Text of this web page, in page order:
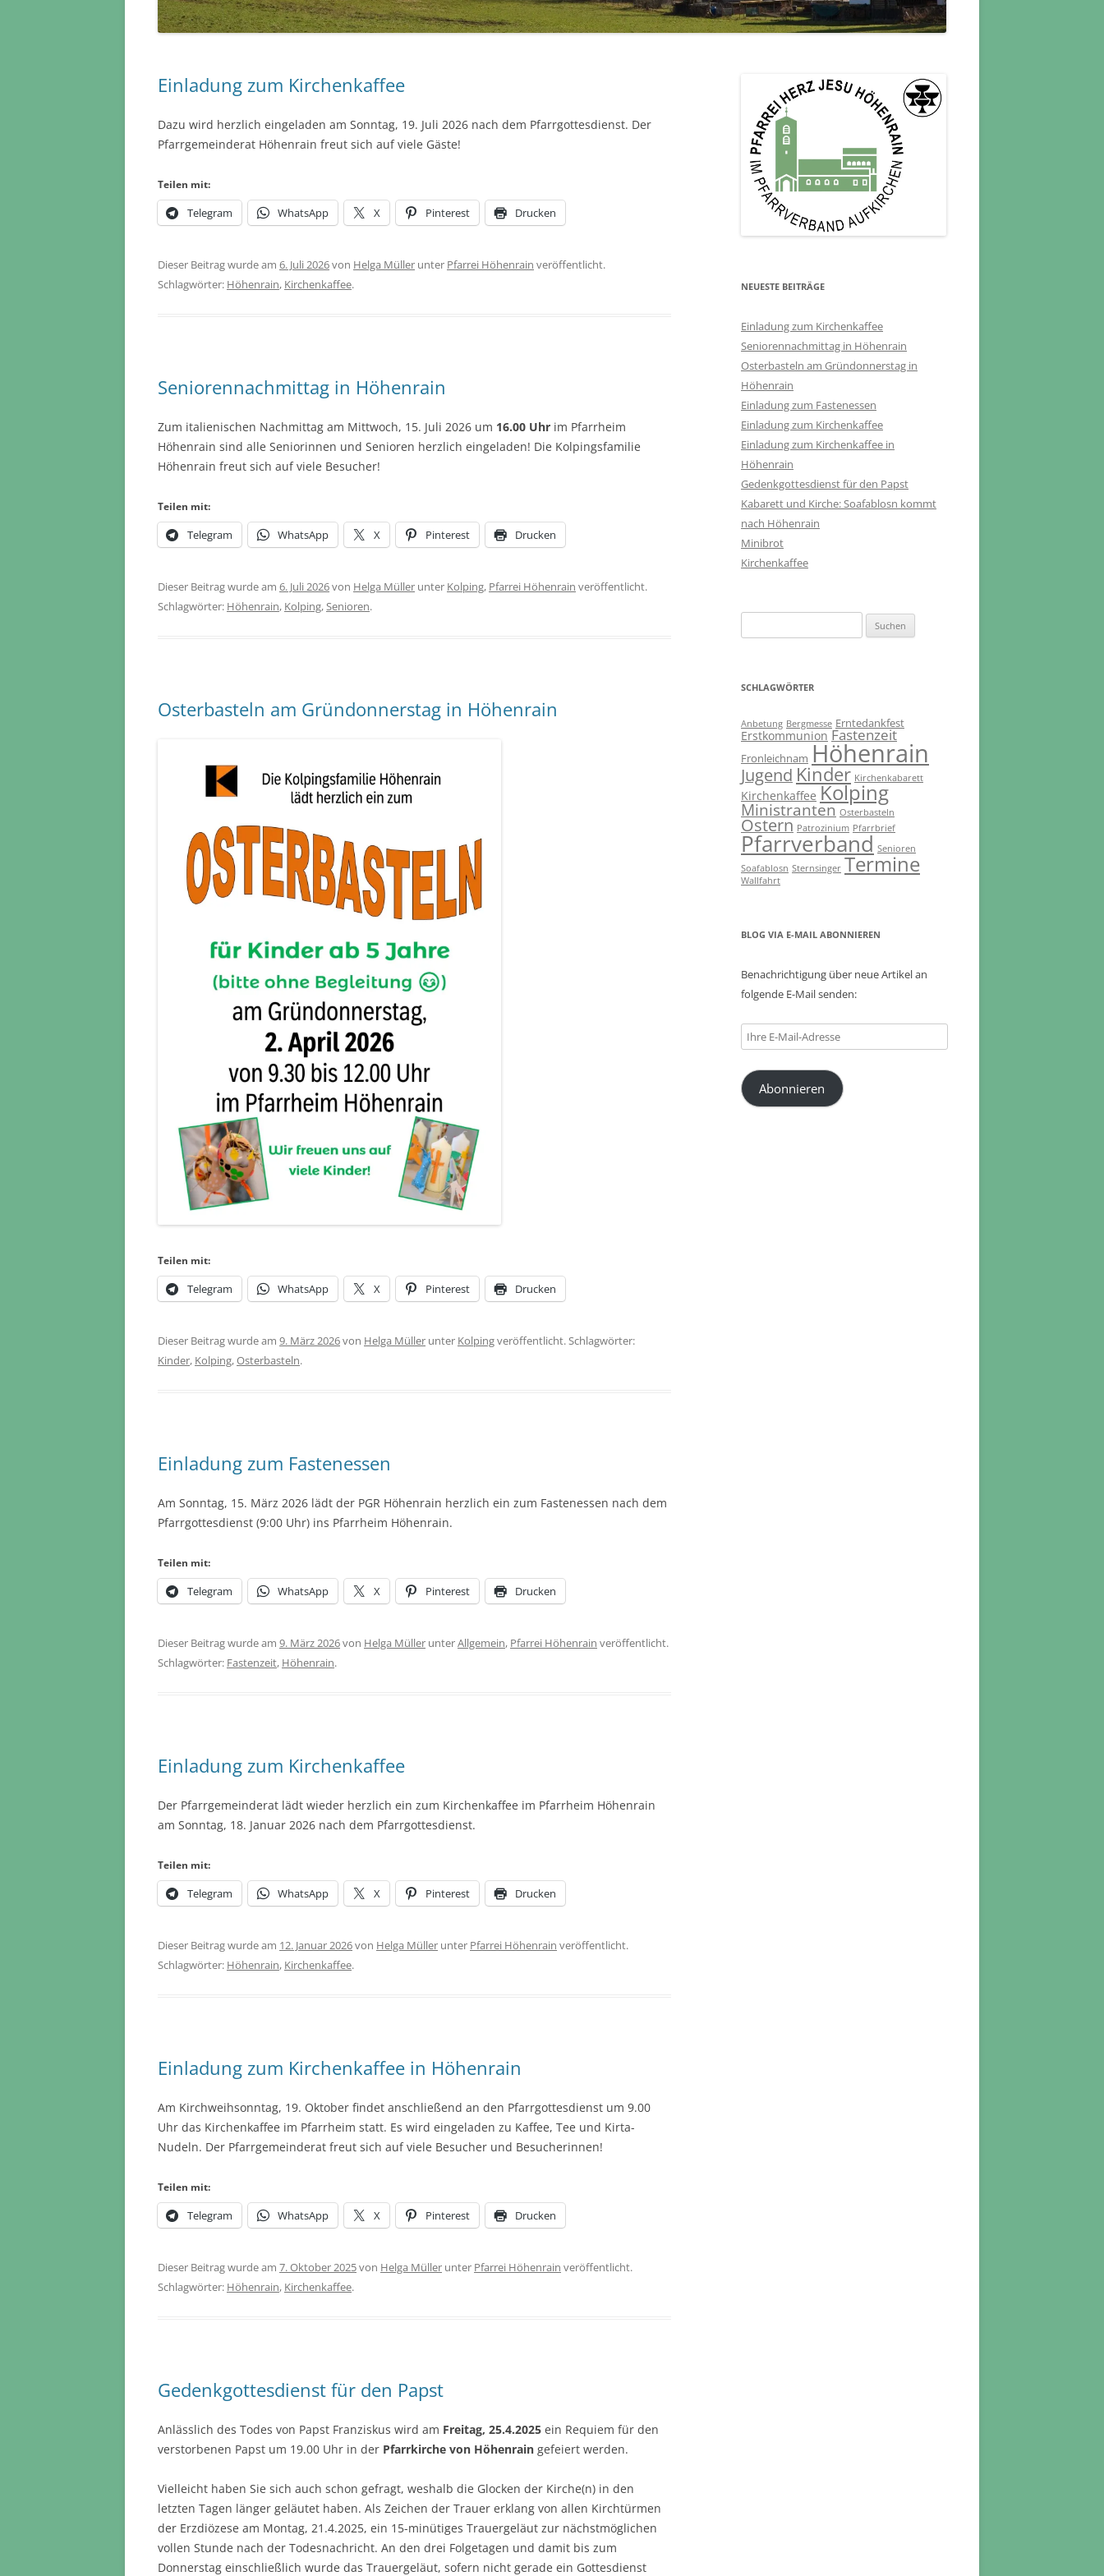
Einladung zum Kirchenkaffee
Dazu wird herzlich eingeladen am Sonntag, 19. Juli 2026 nach dem Pfarrgottesdienst. Der
Pfarrgemeinderat Höhenrain freut sich auf viele Gäste!
Teilen mit:
Telegram WhatsApp X Pinterest Drucken
Dieser Beitrag wurde am 6. Juli 2026von Helga Müller unter Pfarrei Höhenrain veröffentlicht.
Schlagwörter: Höhenrain, Kirchenkaffee.
Seniorennachmittag in Höhenrain
Zum italienischen Nachmittag am Mittwoch, 15. Juli 2026 um 16.00 Uhr im Pfarrheim
Höhenrain sind alle Seniorinnen und Senioren herzlich eingeladen! Die Kolpingsfamilie
Höhenrain freut sich auf viele Besucher!
Teilen mit:
Telegram WhatsApp X Pinterest Drucken
Dieser Beitrag wurde am 6. Juli 2026von Helga Müller unter Kolping, Pfarrei Höhenrain veröffentlicht.
Schlagwörter: Höhenrain, Kolping,Senioren.
Osterbasteln am Gründonnerstag in Höhenrain
Teilen mit:
Telegram WhatsApp X Pinterest Drucken
Dieser Beitrag wurde am 9. März 2026von Helga Müller unter Kolpingveröffentlicht. Schlagwörter:
Kinder, Kolping,Osterbasteln.
Einladung zum Fastenessen
Am Sonntag, 15. März 2026 lädt der PGR Höhenrain herzlich ein zum Fastenessen nach dem
Pfarrgottesdienst (9:00 Uhr) ins Pfarrheim Höhenrain.
Teilen mit:
Telegram WhatsApp X Pinterest Drucken
Dieser Beitrag wurde am 9. März 2026von Helga Müller unterAllgemein, Pfarrei Höhenrain veröffentlicht.
Schlagwörter: Fastenzeit, Höhenrain.
Einladung zum Kirchenkaffee
Der Pfarrgemeinderat lädt wieder herzlich ein zum Kirchenkaffee im Pfarrheim Höhenrain
am Sonntag, 18. Januar 2026 nach dem Pfarrgottesdienst.
Teilen mit:
Telegram WhatsApp X Pinterest Drucken
Dieser Beitrag wurde am 12. Januar 2026von Helga Müller unter Pfarrei Höhenrain veröffentlicht.
Schlagwörter: Höhenrain, Kirchenkaffee.
Einladung zum Kirchenkaffee in Höhenrain
Am Kirchweihsonntag, 19. Oktober findet anschließend an den Pfarrgottesdienst um 9.00
Uhr das Kirchenkaffee im Pfarrheim statt. Es wird eingeladen zu Kaffee, Tee und Kirta-
Nudeln. Der Pfarrgemeinderat freut sich auf viele Besucher und Besucherinnen!
Teilen mit:
Telegram WhatsApp X Pinterest Drucken
Dieser Beitrag wurde am 7. Oktober 2025von Helga Müller unter Pfarrei Höhenrain veröffentlicht.
Schlagwörter: Höhenrain, Kirchenkaffee.
Gedenkgottesdienst für den Papst
Anlässlich des Todes von Papst Franziskus wird am Freitag, 25.4.2025 ein Requiem für den
verstorbenen Papst um 19.00 Uhr in der Pfarrkirche von Höhenrain gefeiert werden.
Vielleicht haben Sie sich auch schon gefragt, weshalb die Glocken der Kirche(n) in den
letzten Tagen länger geläutet haben. Als Zeichen der Trauer erklang von allen Kirchtürmen
der Erzdiözese am Montag, 21.4.2025, ein 15-minütiges Trauergeläut zur nächstmöglichen
vollen Stunde nach der Todesnachricht. An den drei Folgetagen und damit bis zum
Donnerstag einschließlich wurde das Trauergeläut, sofern nicht gerade ein Gottesdienst
NEUESTE BEITRÄGE
Einladung zum Kirchenkaffee
Seniorennachmittag in Höhenrain
Osterbasteln am Gründonnerstag in
Höhenrain
Einladung zum Fastenessen
Einladung zum Kirchenkaffee
Einladung zum Kirchenkaffee in
Höhenrain
Gedenkgottesdienst für den Papst
Kabarett und Kirche: Soafablosn kommt
nach Höhenrain
Minibrot
Kirchenkaffee
nach:
SCHLAGWÖRTER
Anbetung Bergmesse Erntedankfest
Erstkommunion Fastenzeit
Fronleichnam Höhenrain
Jugend Kinder Kirchenkabarett
Kirchenkaffee Kolping
Ministranten Osterbasteln
Ostern Patrozinium Pfarrbrief
Pfarrverband Senioren
Soafablosn Sternsinger Termine
Wallfahrt
BLOG VIA E-MAIL ABONNIEREN
Benachrichtigung über neue Artikel an
folgende E-Mail senden:
Ihre
E-
Mail-
AdresseAbonnieren